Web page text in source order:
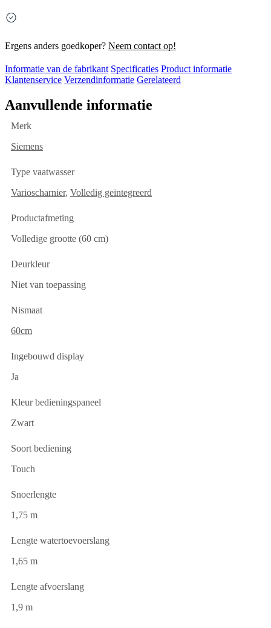
Ergens anders goedkoper? Neem contact op!
Informatie van de fabrikant Specificaties Product informatie
Klantenservice Verzendinformatie Gerelateerd
Aanvullende informatie
Merk
Siemens
Type vaatwasser
Varioscharnier, Volledig geïntegreerd
Productafmeting
Volledige grootte (60 cm)
Deurkleur
Niet van toepassing
Nismaat
60cm
Ingebouwd display
Ja
Kleur bedieningspaneel
Zwart
Soort bediening
Touch
Snoerlengte
1,75 m
Lengte watertoevoerslang
1,65 m
Lengte afvoerslang
1,9 m